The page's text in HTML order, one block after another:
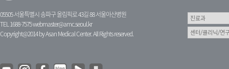
05505 서울특별시 송파구 올림픽로 43길 88 서울아산병원
TEL 1688-7575webmaster@amc.seoul.kr
Copyright@2014 by Asan Medical Center. All Rights reserved.